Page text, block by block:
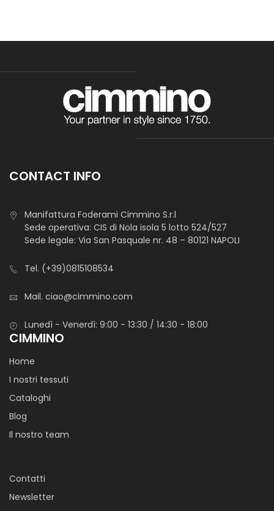
CONTACT INFO
Manifattura Foderami Cimmino S.r.l
Sede operativa: CIS di Nola isola 5 lotto 524/527
Sede legale: Via San Pasquale nr. 48 – 80121 NAPOLI
Tel. (+39)0815108534
Mail. ciao@cimmino.com
Lunedì - Venerdì: 9:00 - 13:30 / 14:30 - 18:00
CIMMINO
Home
I nostri tessuti
Cataloghi
Blog
Il nostro team
Contatti
Newsletter